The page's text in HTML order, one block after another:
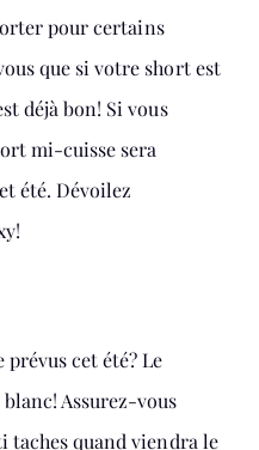
pour certains
que si votre short est
déjà bon! Si vous
mi-cuisse sera
été. Dévoilez
prévus cet été? Le
Assurez-vous
taches quand viendra le